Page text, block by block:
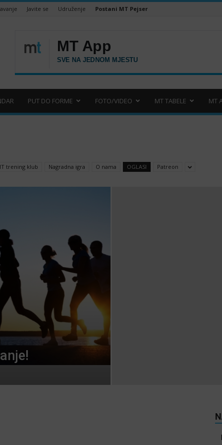
Javite se Udruženje Postani MT Pejser
PUT DO FORME FOTO/VIDEO MT TABELE MT
trening klub Nagradna igra O nama OGLASI Patreon